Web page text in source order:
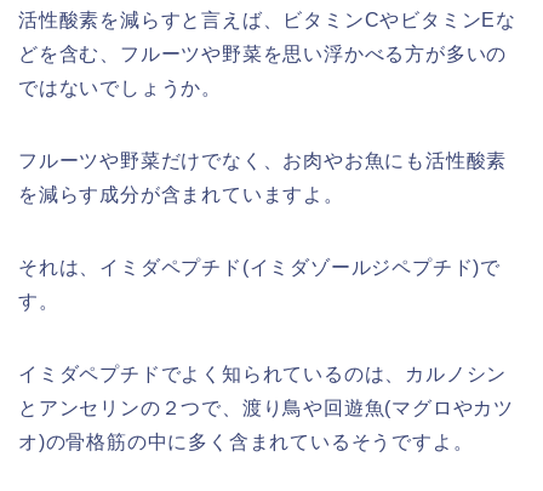
活性酸素を減らすと言えば、ビタミンCやビタミンEな
どを含む、フルーツや野菜を思い浮かべる方が多いの
ではないでしょうか。
フルーツや野菜だけでなく、お肉やお魚にも活性酸素
を減らす成分が含まれていますよ。
それは、イミダペプチド(イミダゾールジペプチド)で
す。
イミダペプチドでよく知られているのは、カルノシン
とアンセリンの２つで、渡り鳥や回遊魚(マグロやカツ
オ)の骨格筋の中に多く含まれているそうですよ。